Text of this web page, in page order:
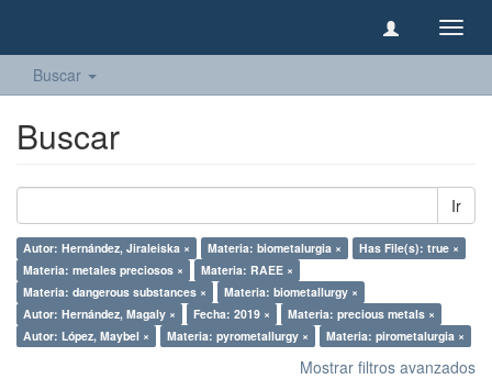
Buscar
Buscar
Ir
Autor: Hernández, Jiraleiska × Materia: biometalurgia ×
Has File(s): true ×
Materia: metales preciosos ×
Materia: RAEE ×
Materia: dangerous substances ×
Materia: biometallurgy ×
Autor: Hernández, Magaly ×
Fecha: 2019 ×
Materia: precious metals ×
Autor: López, Maybel ×
Materia: pyrometallurgy × Materia: pirometalurgia ×
Mostrar filtros avanzados